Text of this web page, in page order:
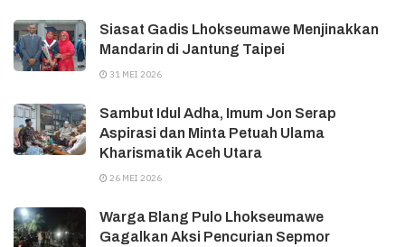
Siasat Gadis Lhokseumawe Menjinakkan
Mandarin di Jantung Taipei
31 MEI 2026
Sambut Idul Adha, Imum Jon Serap
Aspirasi dan Minta Petuah Ulama
Kharismatik Aceh Utara
26 MEI 2026
Warga Blang Pulo Lhokseumawe
Gagalkan Aksi Pencurian Sepmor